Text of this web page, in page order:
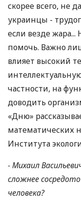
скорее всего, не
украинцы -
если везде
помочь. Важно
влияет высокий
частности, на
доводить
«Дню»
математических
Института
- Михаил
сложнее
человека?